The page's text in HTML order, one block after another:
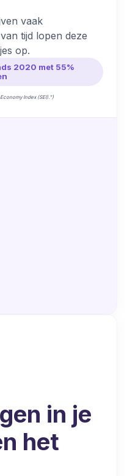
vaak
tijd lopen deze
op.
2020 met 55%
Index (SEI).”)
in je
het